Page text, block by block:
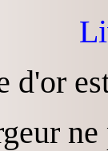
d'or